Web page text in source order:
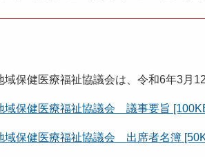
保健医療福祉協議会は、令和6年3月
域保健医療福祉協議会 議事要旨
域保健医療福祉協議会 出席者名簿